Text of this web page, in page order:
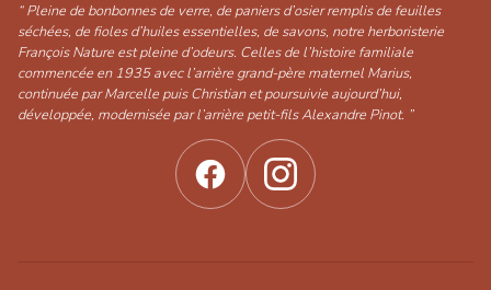
“ Pleine de bonbonnes de verre, de paniers d’osier remplis de feuilles
séchées, de fioles d’huiles essentielles, de savons, notre herboristerie
François Nature est pleine d’odeurs. Celles de l’histoire familiale
commencée en 1935 avec l’arrière grand-père maternel Marius,
continuée par Marcelle puis Christian et poursuivie aujourd’hui,
développée, modernisée par l’arrière petit-fils Alexandre Pinot. ”